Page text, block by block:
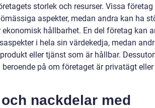
storlek och resurser. Vissa företag
aspekter, medan andra kan ha
hållbarhet. En del företag kan
i hela sin värdekedja, medan
eller tjänst som är hållbar.
på om företaget är privatägt eller
nackdelar med